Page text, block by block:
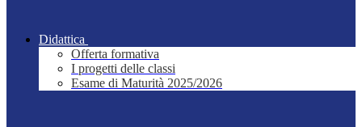
Didattica
Offerta formativa
I progetti delle classi
Esame di Maturità 2025/2026